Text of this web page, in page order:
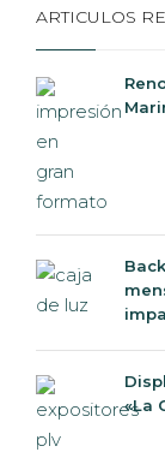
ARTICULOS
«La